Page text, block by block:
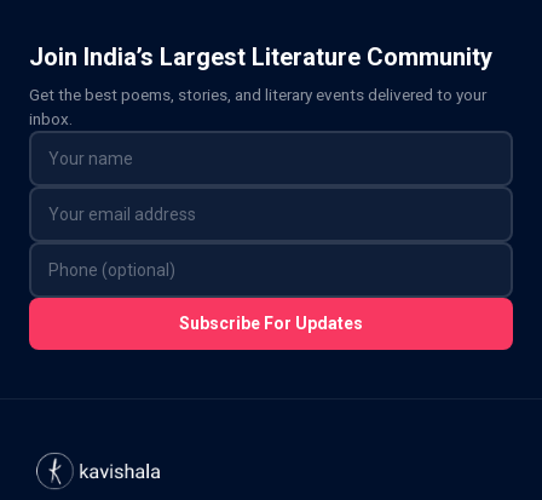
Join India’s Largest Literature Community
Get the best poems, stories, and literary events delivered to your
inbox.
Subscribe For Updates